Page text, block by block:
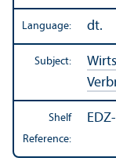
Language: dt.
Subject:
Shelf
Reference: